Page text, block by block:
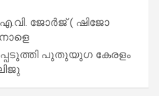
എ.​വി. ജോ​ർ​ജ് ( ഷിജോ
പുതുയുഗ കേരളം